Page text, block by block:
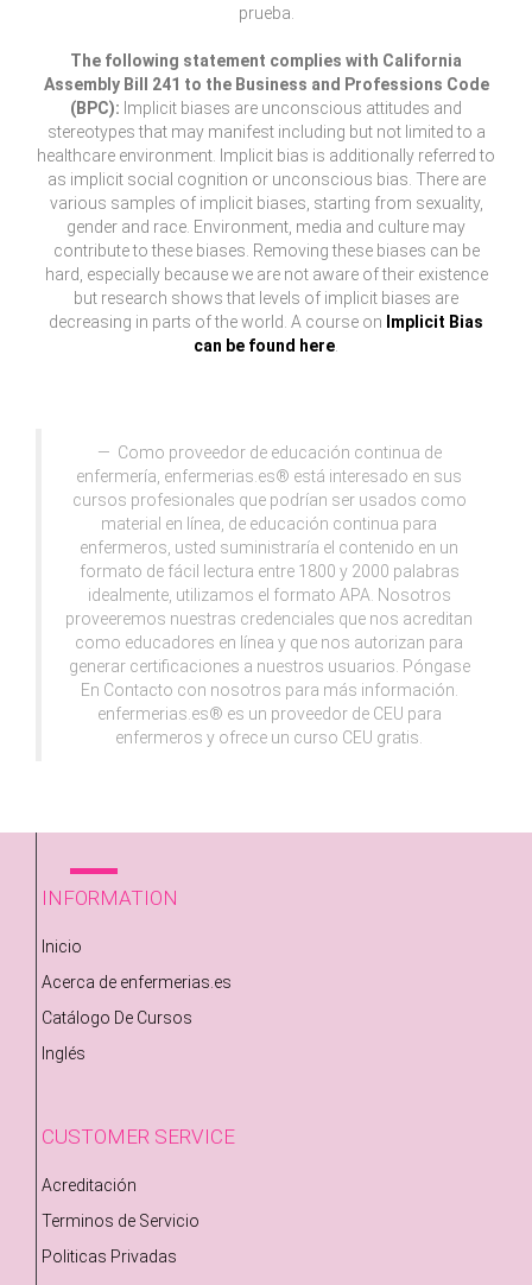
prueba.
The following statement complies with California
Assembly Bill 241 to the Business and Professions Code
(BPC): Implicit biases are unconscious attitudes and
stereotypes that may manifest including but not limited to a
healthcare environment. Implicit bias is additionally referred to
as implicit social cognition or unconscious bias. There are
various samples of implicit biases, starting from sexuality,
gender and race. Environment, media and culture may
contribute to these biases. Removing these biases can be
hard, especially because we are not aware of their existence
but research shows that levels of implicit biases are
decreasing in parts of the world. A course on Implicit Bias
can be found here
Como proveedor de educación continua de
enfermería, enfermerias.es® está interesado en sus
cursos profesionales que podrían ser usados como
material en línea, de educación continua para
enfermeros, usted suministraría el contenido en un
formato de fácil lectura entre 1800 y 2000 palabras
idealmente, utilizamos el formato APA. Nosotros
proveeremos nuestras credenciales que nos acreditan
como educadores en línea y que nos autorizan para
generar certificaciones a nuestros usuarios. Póngase
En Contacto con nosotros para más información.
enfermerias.es® es un proveedor de CEU para
enfermeros y ofrece un curso CEU gratis.
INFORMATION
Inicio
Acerca de enfermerias.es
Catálogo De Cursos
Inglés
CUSTOMER SERVICE
Acreditación
Terminos de Servicio
Politicas Privadas